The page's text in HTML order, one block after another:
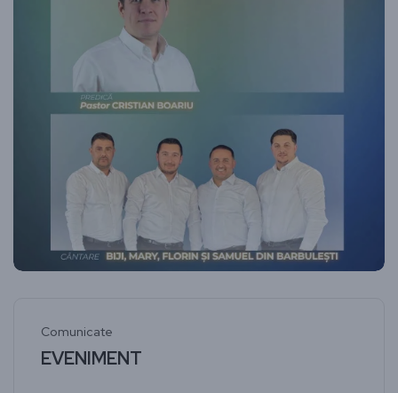
Comunicate
EVENIMENT